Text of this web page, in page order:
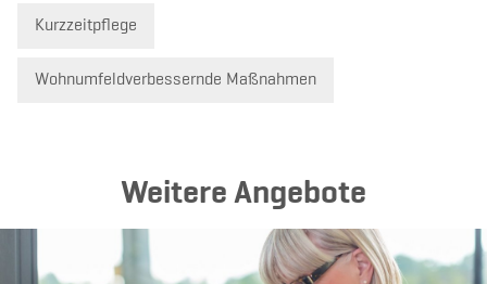
Kurzzeitpflege
Wohnumfeldverbessernde Maßnahmen
Weitere Angebote